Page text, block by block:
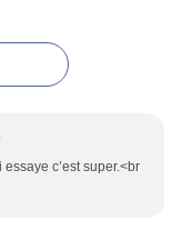
c’est super.<br